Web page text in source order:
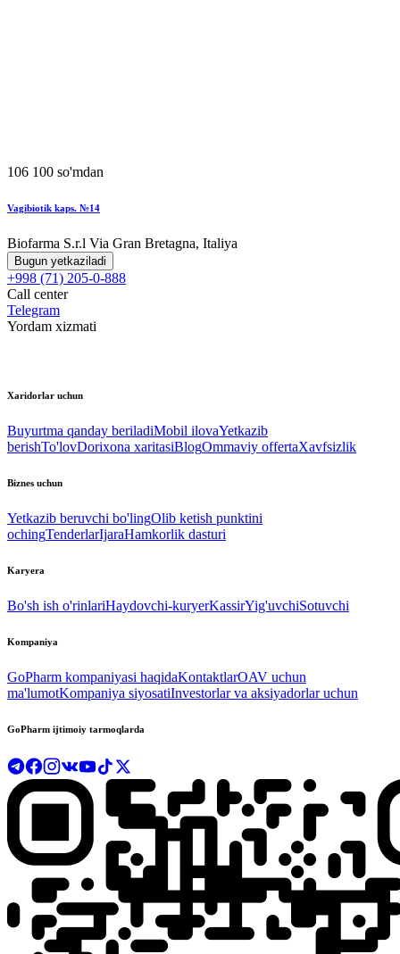
106 100 so'mdan
Vagibiotik kaps. №14
Biofarma S.r.l Via Gran Bretagna, Italiya
Bugun yetkaziladi
+998 (71) 205-0-888
Call center
Telegram
Yordam xizmati
Xaridorlar uchun
Buyurtma qanday beriladiMobil ilovaYetkazib
berishTo'lovDorixona xaritasiBlogOmmaviy offertaXavfsizlik
Biznes uchun
Yetkazib beruvchi bo'lingOlib ketish punktini
ochingTenderlarIjaraHamkorlik dasturi
Karyera
Bo'sh ish o'rinlariHaydovchi-kuryerKassirYig'uvchiSotuvchi
Kompaniya
GoPharm kompaniyasi haqidaKontaktlarOAV uchun
ma'lumotKompaniya siyosatiInvestorlar va aksiyadorlar uchun
GoPharm ijtimoiy tarmoqlarda